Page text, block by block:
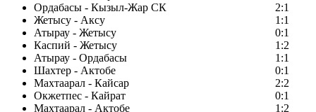
Ордабасы - Кызыл-Жар СК
2:1
Жетысу - Аксу
1:1
Атырау - Жетысу
0:1
Каспий - Жетысу
1:2
Атырау - Ордабасы
1:1
Шахтер - Актобе
0:1
Махтаарал - Кайсар
2:2
Окжетпес - Кайрат
0:1
Махтаарал - Актобе
1:2